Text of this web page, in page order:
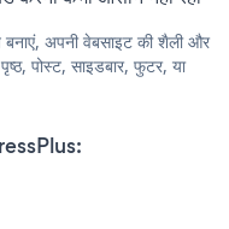
अपनी वेबसाइट की शैली और
पोस्ट, साइडबार, फुटर, या